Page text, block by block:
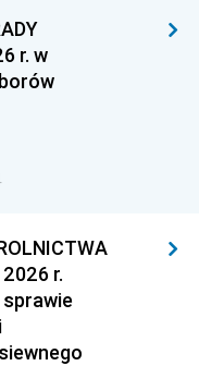
r. w
r.